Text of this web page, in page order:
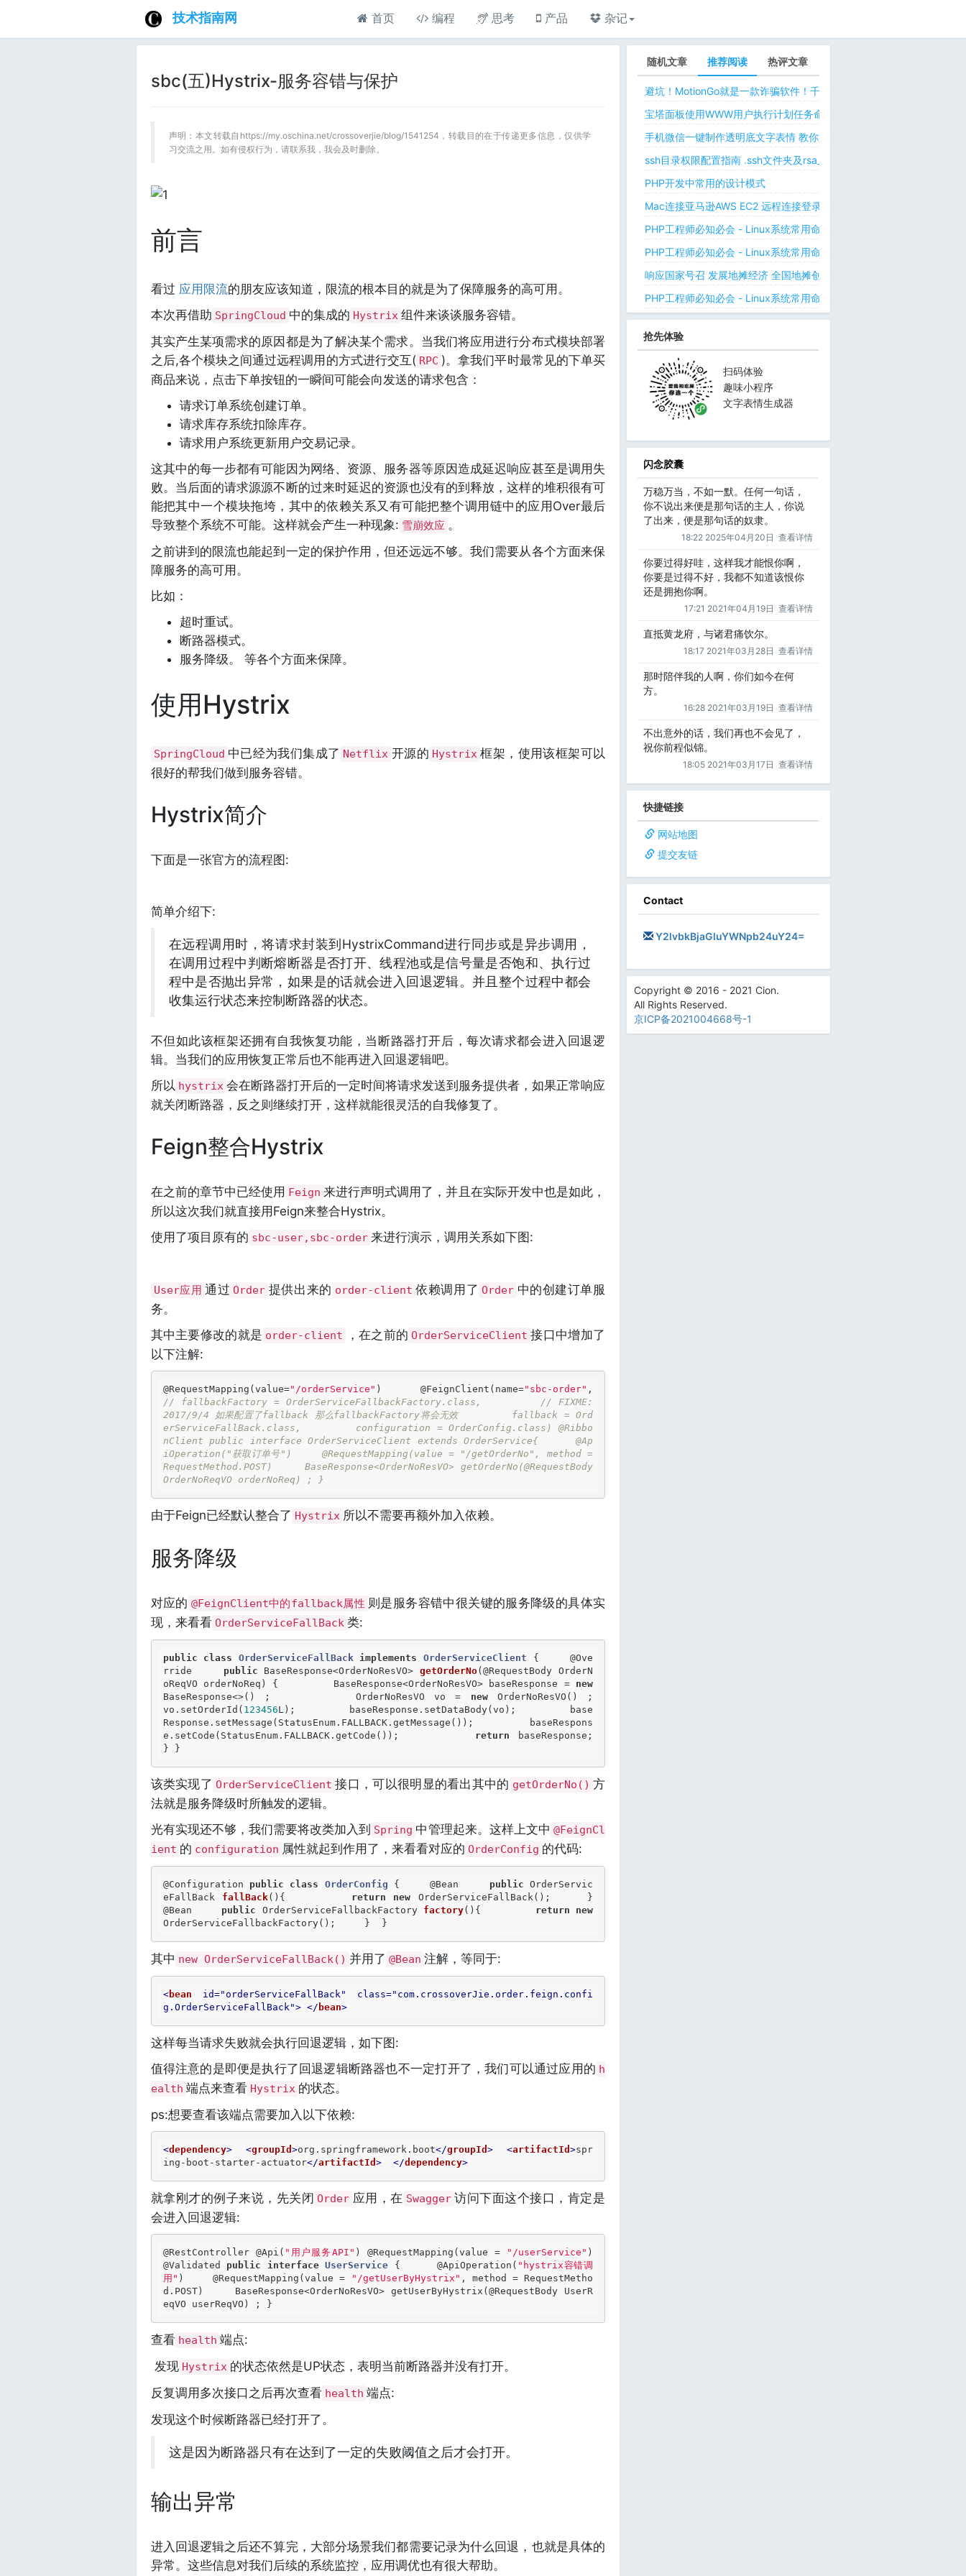
技术指南网 首页 编程 思考 产品 杂记
sbc(五)Hystrix-服务容错与保护
声明：本文转载自https://my.oschina.net/crossoverjie/blog/1541254，转载目的在于传递更多信息，仅供学
习交流之用。如有侵权行为，请联系我，我会及时删除。
前言
看过 应用限流的朋友应该知道，限流的根本目的就是为了保障服务的高可用。
本次再借助 SpringCloud 中的集成的 Hystrix 组件来谈谈服务容错。
其实产生某项需求的原因都是为了解决某个需求。当我们将应用进行分布式模块部署
之后,各个模块之间通过远程调用的方式进行交互( RPC )。拿我们平时最常见的下单买
商品来说，点击下单按钮的一瞬间可能会向发送的请求包含：
请求订单系统创建订单。
请求库存系统扣除库存。
请求用户系统更新用户交易记录。
这其中的每一步都有可能因为网络、资源、服务器等原因造成延迟响应甚至是调用失
败。当后面的请求源源不断的过来时延迟的资源也没有的到释放，这样的堆积很有可
能把其中一个模块拖垮，其中的依赖关系又有可能把整个调用链中的应用Over最后
导致整个系统不可能。这样就会产生一种现象: 雪崩效应 。
之前讲到的限流也能起到一定的保护作用，但还远远不够。我们需要从各个方面来保
障服务的高可用。
比如：
超时重试。
断路器模式。
服务降级。 等各个方面来保障。
使用Hystrix
SpringCloud 中已经为我们集成了 Netflix 开源的 Hystrix 框架，使用该框架可以
很好的帮我们做到服务容错。
Hystrix简介
下面是一张官方的流程图:
简单介绍下:
在远程调用时，将请求封装到HystrixCommand进行同步或是异步调用，
在调用过程中判断熔断器是否打开、线程池或是信号量是否饱和、执行过
程中是否抛出异常，如果是的话就会进入回退逻辑。并且整个过程中都会
收集运行状态来控制断路器的状态。
不但如此该框架还拥有自我恢复功能，当断路器打开后，每次请求都会进入回退逻
辑。当我们的应用恢复正常后也不能再进入回退逻辑吧。
所以 hystrix 会在断路器打开后的一定时间将请求发送到服务提供者，如果正常响应
就关闭断路器，反之则继续打开，这样就能很灵活的自我修复了。
Feign整合Hystrix
在之前的章节中已经使用 Feign 来进行声明式调用了，并且在实际开发中也是如此，
所以这次我们就直接用Feign来整合Hystrix。
使用了项目原有的 sbc-user,sbc-order 来进行演示，调用关系如下图:
User应用 通过 Order 提供出来的 order-client 依赖调用了 Order 中的创建订单服
务。
其中主要修改的就是 order-client ，在之前的 OrderServiceClient 接口中增加了
以下注解:
@RequestMapping (value="/orderService" ) @FeignClient (name="sbc-order"
// fallbackFactory = OrderServiceFallbackFactory.class,         // FIXME:
2017/9/4 如果配置了fallback 那么fallbackFactory将会无效         fallback = Ord
erServiceFallBack.class,         configuration = OrderConfig.class) @Ribbo
nClient public interface OrderServiceClient extends OrderService{      @Ap
iOperation("获取订单号")     @RequestMapping(value = "/getOrderNo", method =
RequestMethod.POST)     BaseResponse<OrderNoResVO> getOrderNo(@RequestBody
OrderNoReqVO orderNoReq) ; }
由于Feign已经默认整合了 Hystrix 所以不需要再额外加入依赖。
服务降级
对应的 @FeignClient中的fallback属性 则是服务容错中很关键的服务降级的具体实
现，来看看 OrderServiceFallBack 类:
public class OrderServiceFallBack implements OrderServiceClient {
@Ove
rride
public BaseResponse<OrderNoResVO> getOrderNo(@RequestBody OrderN
oReqVO orderNoReq) {         BaseResponse<OrderNoResVO> baseResponse = new
BaseResponse<>() ;         OrderNoResVO vo = new OrderNoResVO() ;
vo.setOrderId( 123456L);         baseResponse.setDataBody(vo);         base
Response.setMessage(StatusEnum.FALLBACK.getMessage());         baseRespons
e.setCode(StatusEnum.FALLBACK.getCode()); return baseResponse;
} }
该类实现了 OrderServiceClient 接口，可以很明显的看出其中的 getOrderNo() 方
法就是服务降级时所触发的逻辑。
光有实现还不够，我们需要将改类加入到 Spring 中管理起来。这样上文中 @FeignCl
ient 的 configuration 属性就起到作用了，来看看对应的 OrderConfig 的代码:
@Configuration public class OrderConfig { @Bean public OrderServic
eFallBack fallBack(){ return new
@Bean
public OrderServiceFallbackFactory factory(){ return
new
OrderServiceFallbackFactory();     }  }
其中 new OrderServiceFallBack() 并用了 @Bean 注解，等同于:
<bean id="orderServiceFallBack" class="com.crossoverJie.order.feign.confi
g.OrderServiceFallBack"> </ bean>
这样每当请求失败就会执行回退逻辑，如下图:
值得注意的是即便是执行了回退逻辑断路器也不一定打开了，我们可以通过应用的 h
ealth 端点来查看 Hystrix 的状态。
ps:想要查看该端点需要加入以下依赖:
<dependency> <groupId >org.springframework.boot</groupId > <artifactId >spr
ing-boot-starter-actuator</artifactId > </dependency>
就拿刚才的例子来说，先关闭 Order 应用，在 Swagger 访问下面这个接口，肯定是
会进入回退逻辑:
@RestController @Api ( "用户服务API" ) @RequestMapping (value = "/userService"
@Validated
public interface UserService { @ApiOperation ( "hystrix容错调
用" ) @RequestMapping (value = "/getUserByHystrix" , method = RequestMetho
d.POST)     BaseResponse<OrderNoResVO> getUserByHystrix(@RequestBody UserR
eqVO userReqVO) ; }
查看 health 端点:
发现 Hystrix 的状态依然是UP状态，表明当前断路器并没有打开。
反复调用多次接口之后再次查看 health 端点:
发现这个时候断路器已经打开了。
这是因为断路器只有在达到了一定的失败阈值之后才会打开。
输出异常
进入回退逻辑之后还不算完，大部分场景我们都需要记录为什么回退，也就是具体的
异常。这些信息对我们后续的系统监控，应用调优也有很大帮助。
随机文章 推荐阅读 热评文章
避坑！MotionGo就是一款诈骗软件！千万不要用ChatPPT，浪费时间！
宝塔面板使用WWW用户执行计划任务命令 解决laravel日志权限问题 宝
手机微信一键制作透明底文字表情 教你如何让微信表情包背景为透明
ssh目录权限配置指南 .ssh文件夹及rsa_id.pub等文件正确权限规则
PHP开发中常用的设计模式
Mac连接亚马逊AWS EC2 远程连接登录不上去 有pem私钥文件依然要
PHP工程师必知必会 - Linux系统常用命令 - Linux中的网络管理命令（
PHP工程师必知必会 - Linux系统常用命令 - Linux中的网络管理命令（
响应国家号召 发展地摊经济 全国地摊创业经验微信交流群
PHP工程师必知必会 - Linux系统常用命令 - Linux 用户和用户组管理
抢先体验
扫码体验
趣味小程序
文字表情生成器
闪念胶囊
万稳万当，不如一默。任何一句话，
你不说出来便是那句话的主人，你说
了出来，便是那句话的奴隶。
18:22 2025年04月20日 查看详情
你要过得好哇，这样我才能恨你啊，
你要是过得不好，我都不知道该恨你
还是拥抱你啊。
17:21 2021年04月19日 查看详情
直抵黄龙府，与诸君痛饮尔。
18:17 2021年03月28日 查看详情
那时陪伴我的人啊，你们如今在何
方。
16:28 2021年03月19日 查看详情
不出意外的话，我们再也不会见了，
祝你前程似锦。
18:05 2021年03月17日 查看详情
快捷链接
网站地图
提交友链
Contact
Y2lvbkBjaGluYWNpb24uY24=
Copyright © 2016 - 2021 Cion.
All Rights Reserved.
京ICP备2021004668号-1